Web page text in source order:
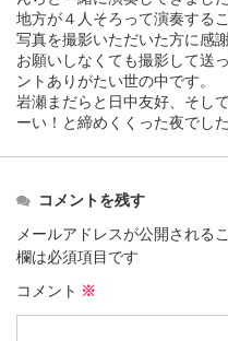
地方が４人そろって演奏する
写真を撮影いただいた方に感謝
お願いしなくても撮影して送
ントありがたい世の中です。
岩瀬まだらと日中友好、そし
ーい！と締めくくった夜でした
コメントを残す
メールアドレスが公開される
欄は必須項目です
コメント ※